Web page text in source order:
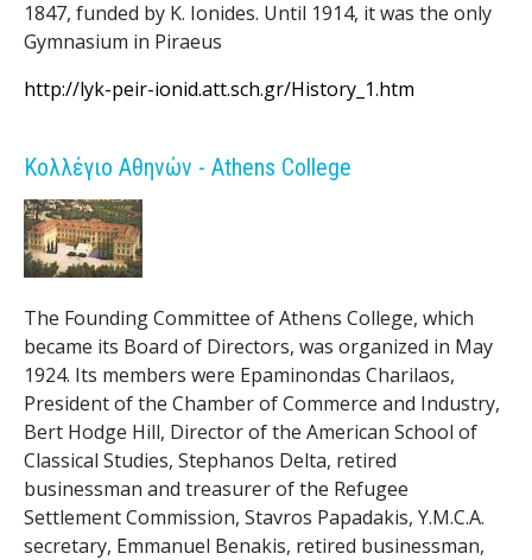
1847, funded by K. Ionides. Until 1914, it was the only
Gymnasium in Piraeus
http://lyk-peir-ionid.att.sch.gr/History_1.htm
Κολλέγιο Αθηνών - Athens College
The Founding Committee of Athens College, which
became its Board of Directors, was organized in May
1924. Its members were Epaminondas Charilaos,
President of the Chamber of Commerce and Industry,
Bert Hodge Hill, Director of the American School of
Classical Studies, Stephanos Delta, retired
businessman and treasurer of the Refugee
Settlement Commission, Stavros Papadakis, Y.M.C.A.
secretary, Emmanuel Benakis, retired businessman,